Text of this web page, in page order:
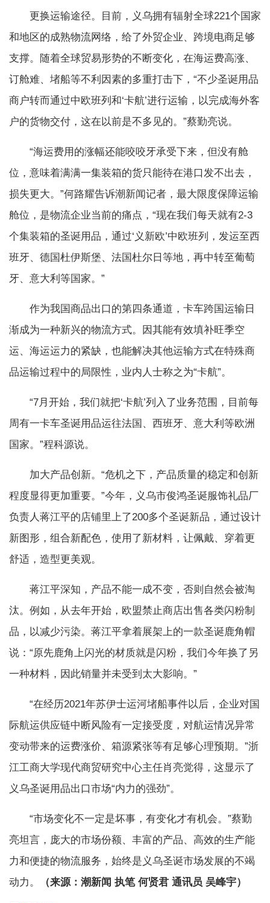
更换运输途径。目前，义乌拥有辐射全球221个国家
和地区的成熟物流网络，给了外贸企业、跨境电商足够
支撑。随着全球贸易形势的不断变化，在海运费高涨、
订舱难、堵船等不利因素的多重打击下，“不少圣诞用品
商户转而通过中欧班列和‘卡航’进行运输，以完成海外客
户的货物交付，这在以前是不多见的。”蔡勤亮说。
“海运费用的涨幅还能咬咬牙承受下来，但没有舱
位，意味着满满一集装箱的货只能待在港口发不出去，
损失更大。”何路耀告诉潮新闻记者，最大限度保障运输
舱位，是物流企业当前的痛点，“现在我们每天就有2-3
个集装箱的圣诞用品，通过‘义新欧’中欧班列，发运至西
班牙、德国杜伊斯堡、法国杜尔日等地，再中转至葡萄
牙、意大利等国家。”
作为我国商品出口的第四条通道，卡车跨国运输日
渐成为一种新兴的物流方式。因其能有效填补旺季空
运、海运运力的紧缺，也能解决其他运输方式在特殊商
品运输过程中的局限性，业内人士称之为“卡航”。
“7月开始，我们就把‘卡航’列入了业务范围，目前每
周有一卡车圣诞用品运往法国、西班牙、意大利等欧洲
国家。”程科源说。
加大产品创新。“危机之下，产品质量的稳定和创新
程度显得更加重要。”今年，义乌市俊鸿圣诞服饰礼品厂
负责人蒋江平的店铺里上了200多个圣诞新品，通过设计
新图形，组合新配色，使用了新材料，让佩戴、穿着更
舒适，造型更美观。
蒋江平深知，产品不能一成不变，否则自然会被淘
汰。例如，从去年开始，欧盟禁止商店出售各类闪粉制
品，以减少污染。蒋江平拿着展架上的一款圣诞鹿角帽
说：“原先鹿角上闪光的材质就是闪粉，我们今年换了另
一种材料，因此销量并未受到太大影响。”
“在经历2021年苏伊士运河堵船事件以后，企业对国
际航运供应链中断风险有一定接受度，对航运情况异常
变动带来的运费涨价、箱源紧张等有足够心理预期。”浙
江工商大学现代商贸研究中心主任肖亮觉得，这显示了
义乌圣诞用品出口市场“内力的强劲”。
“市场变化不一定是坏事，有变化才有机会。”蔡勤
亮坦言，庞大的市场份额、‌丰富的产品、‌高效的生产能
力和便捷的物流服务，始终是义乌圣诞市场发展的不竭
动力。
（来源：潮新闻 执笔 何贤君 通讯员 吴峰宇）